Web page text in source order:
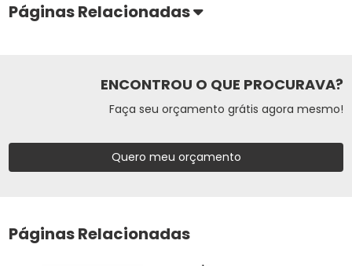
Páginas Relacionadas
ENCONTROU O QUE PROCURAVA?
Faça seu orçamento grátis agora mesmo!
Quero meu orçamento
Páginas Relacionadas